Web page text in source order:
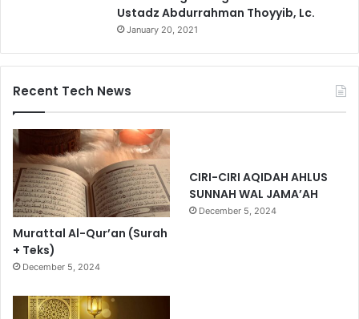
Ustadz Abdurrahman Thoyyib, Lc.
January 20, 2021
Recent Tech News
Murattal Al-Qur’an (Surah
+ Teks)
December 5, 2024
CIRI-CIRI AQIDAH AHLUS
SUNNAH WAL JAMA’AH
December 5, 2024